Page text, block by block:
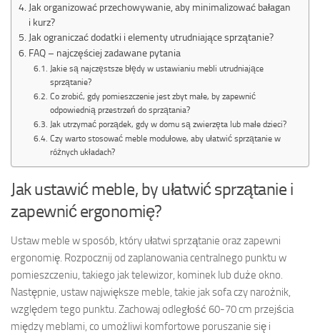
Jak organizować przechowywanie, aby minimalizować bałagan
i kurz?
Jak ograniczać dodatki i elementy utrudniające sprzątanie?
FAQ – najczęściej zadawane pytania
Jakie są najczęstsze błędy w ustawianiu mebli utrudniające
sprzątanie?
Co zrobić, gdy pomieszczenie jest zbyt małe, by zapewnić
odpowiednią przestrzeń do sprzątania?
Jak utrzymać porządek, gdy w domu są zwierzęta lub małe dzieci?
Czy warto stosować meble modułowe, aby ułatwić sprzątanie w
różnych układach?
Jak ustawić meble, by ułatwić sprzątanie i
zapewnić ergonomię?
Ustaw meble w sposób, który ułatwi sprzątanie oraz zapewni
ergonomię. Rozpocznij od zaplanowania centralnego punktu w
pomieszczeniu, takiego jak telewizor, kominek lub duże okno.
Następnie, ustaw największe meble, takie jak sofa czy narożnik,
względem tego punktu. Zachowaj odległość 60-70 cm przejścia
między meblami, co umożliwi komfortowe poruszanie się i